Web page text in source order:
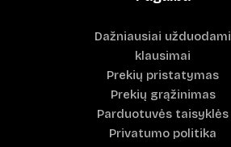
Dažniausiai užduodami
klausimai
Prekių pristatymas
Prekių grąžinimas
Parduotuvės taisyklės
Privatumo politika